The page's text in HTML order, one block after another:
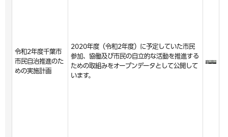
令和2年度千葉市
市民自治推進のた
めの実施計画
2020年度（令和2年度）に予定していた市民
参加、協働及び市民の自立的な活動を推進する
ための取組みをオープンデータとして公開して
います。